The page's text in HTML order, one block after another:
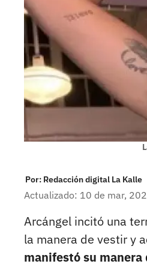
Por: Redacción digital La Kalle
Actualizado: 10 de mar,
Arcángel incitó una
la manera de vestir y
manifestó su manera